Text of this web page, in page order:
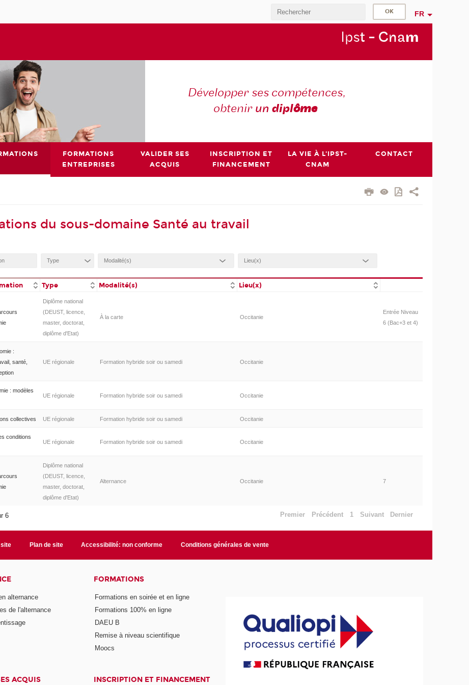
FR
Ipst - Cnam
Développer ses compétences,
obtenir undiplôme
FORMATIONS
ENTREPRISES
VALIDER SES
ACQUIS
INSCRIPTION ET
FINANCEMENT
LA VIE À L'IPST-
CNAM
CONTACT
du sous-domaine Santé au travail
Type Modalité(s) Lieu(x)
Diplôme national
(DEUST, licence,
master, doctorat,
diplôme d'Etat)
À la carte Occitanie
Entrée Niveau
6 (Bac+3 et 4)
:
santé,
UE régionale Formation hybride soir ou samedi Occitanie
: modèles
UE régionale Formation hybride soir ou samedi Occitanie
collectives UE régionale Formation hybride soir ou samedi Occitanie
conditions
UE régionale Formation hybride soir ou samedi Occitanie
Diplôme national
(DEUST, licence,
master, doctorat,
diplôme d'Etat)
Alternance Occitanie 7
6 Premier Précédent 1 Suivant Dernier
site Plan de site Accessibilité: non conforme Conditions générales de vente
alternance
de l'alternance
FORMATIONS
Formations en soirée et en ligne
Formations 100% en ligne
DAEU B
Remise à niveau scientifique
Moocs
ACQUIS INSCRIPTION ET FINANCEMENT